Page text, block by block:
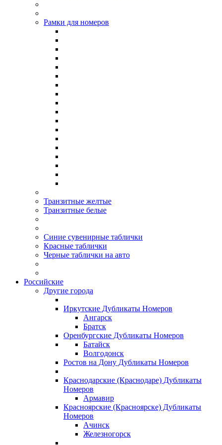
Рамки для номеров
Транзитные желтые
Транзитные белые
Синие сувенирные таблички
Красные таблички
Черные таблички на авто
Российские
Другие города
Иркутские Дубликаты Номеров
Ангарск
Братск
Оренбургские Дубликаты Номеров
Батайск
Волгодонск
Ростов на Дону Дубликаты Номеров
Краснодарские (Краснодаре) Дубликаты
Номеров
Армавир
Красноярские (Красноярске) Дубликаты
Номеров
Ачинск
Железногорск